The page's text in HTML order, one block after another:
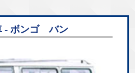
- ボンゴ バン